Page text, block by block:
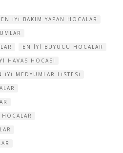
EN IYI BAKIM YAPAN HOCALAR
EN IYI BÜYÜCÜ HOCALAR
HAVAS HOCASI
IYI MEDYUMLAR LISTESI